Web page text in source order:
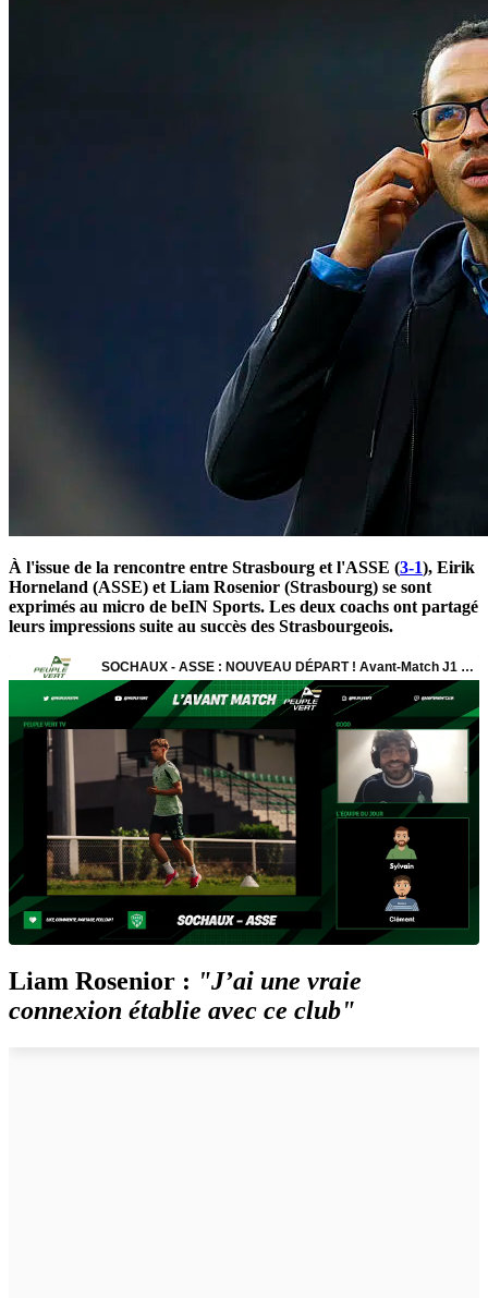
À l'issue de la rencontre entre Strasbourg et l'ASSE (3-1), Eirik
Horneland (ASSE) et Liam Rosenior (Strasbourg) se sont
exprimés au micro de beIN Sports. Les deux coachs ont partagé
leurs impressions suite au succès des Strasbourgeois.
Liam Rosenior : "J’ai une vraie
connexion établie avec ce club"